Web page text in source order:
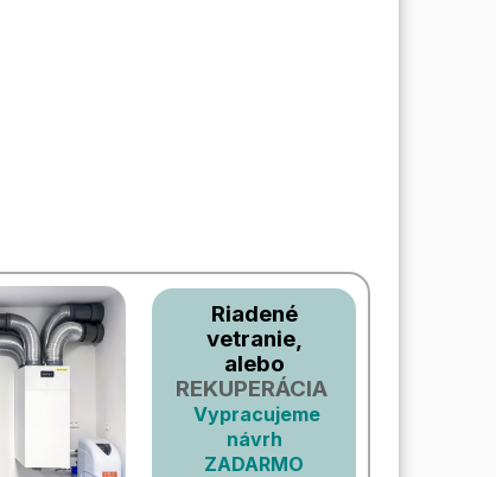
Riadené
vetranie,
alebo
REKUPERÁCIA
Vypracujeme
návrh
ZADARMO